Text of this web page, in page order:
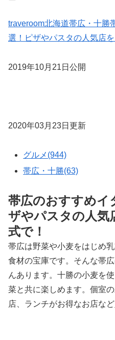
traveroom北海道帯広・十勝
選！ピザやパスタの人気店
2019年10月21日公開
2020年03月23日更新
グルメ(944)
帯広・十勝(63)
帯広のおすすめイ
ザやパスタの人気
式で！
帯広は野菜や小麦をはじめ
食材の宝庫です。そんな帯
んあります。十勝の小麦を
菜と共に楽しめます。個室
店、ランチがお得なお店な